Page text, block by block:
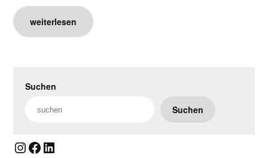
weiterlesen
Suchen
Suchen
Instagram
Facebook
LinkedIn